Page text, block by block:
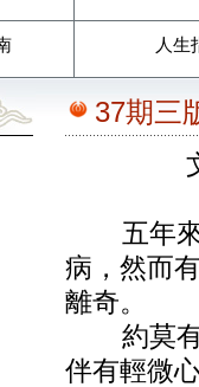
人生
37期三
五年來
病，然而
離奇。
約莫有
伴有輕微